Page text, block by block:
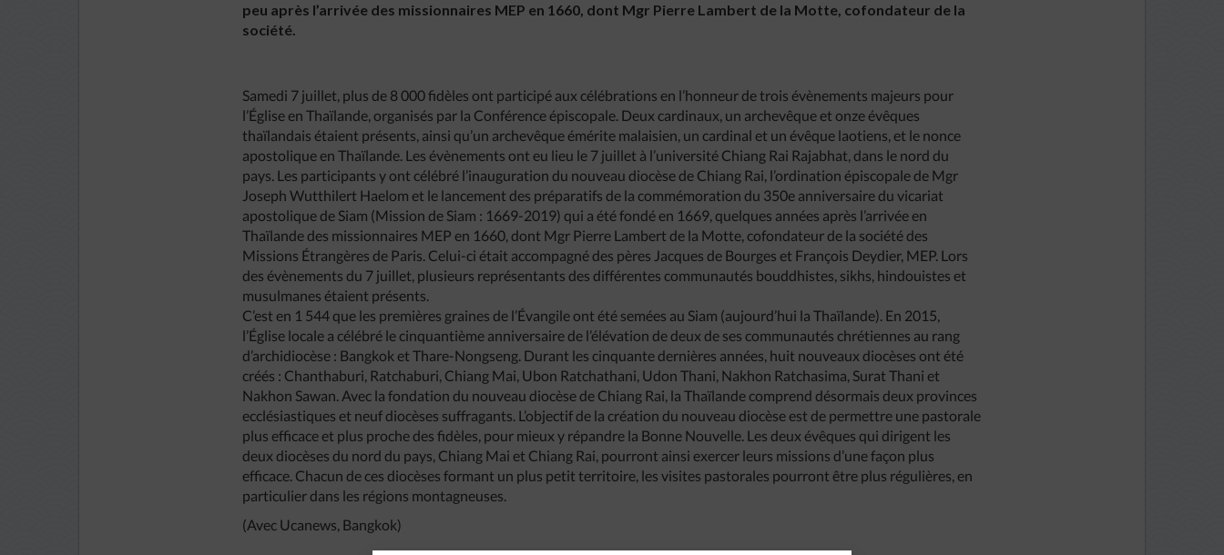
peu après l’arrivée des missionnaires MEP en 1660, dont Mgr Pierre Lambert de la Motte, cofondateur de la
société.
Samedi 7 juillet, plus de 8 000 fidèles ont participé aux célébrations en l’honneur de trois évènements majeurs pour
l’Église en Thaïlande, organisés par la Conférence épiscopale. Deux cardinaux, un archevêque et onze évêques
thaïlandais étaient présents, ainsi qu’un archevêque émérite malaisien, un cardinal et un évêque laotiens, et le nonce
apostolique en Thaïlande. Les évènements ont eu lieu le 7 juillet à l’université Chiang Rai Rajabhat, dans le nord du
pays. Les participants y ont célébré l’inauguration du nouveau diocèse de Chiang Rai, l’ordination épiscopale de Mgr
Joseph Wutthilert Haelom et le lancement des préparatifs de la commémoration du 350e anniversaire du vicariat
apostolique de Siam (Mission de Siam : 1669-2019) qui a été fondé en 1669, quelques années après l’arrivée en
Thaïlande des missionnaires MEP en 1660, dont Mgr Pierre Lambert de la Motte, cofondateur de la société des
Missions Étrangères de Paris. Celui-ci était accompagné des pères Jacques de Bourges et François Deydier, MEP. Lors
des évènements du 7 juillet, plusieurs représentants des différentes communautés bouddhistes, sikhs, hindouistes et
musulmanes étaient présents.
C’est en 1 544 que les premières graines de l’Évangile ont été semées au Siam (aujourd’hui la Thaïlande). En 2015,
l’Église locale a célébré le cinquantième anniversaire de l’élévation de deux de ses communautés chrétiennes au rang
d’archidiocèse : Bangkok et Thare-Nongseng. Durant les cinquante dernières années, huit nouveaux diocèses ont été
créés : Chanthaburi, Ratchaburi, Chiang Mai, Ubon Ratchathani, Udon Thani, Nakhon Ratchasima, Surat Thani et
Nakhon Sawan. Avec la fondation du nouveau diocèse de Chiang Rai, la Thaïlande comprend désormais deux provinces
ecclésiastiques et neuf diocèses suffragants. L’objectif de la création du nouveau diocèse est de permettre une pastorale
plus efficace et plus proche des fidèles, pour mieux y répandre la Bonne Nouvelle. Les deux évêques qui dirigent les
deux diocèses du nord du pays, Chiang Mai et Chiang Rai, pourront ainsi exercer leurs missions d’une façon plus
efficace. Chacun de ces diocèses formant un plus petit territoire, les visites pastorales pourront être plus régulières, en
particulier dans les régions montagneuses.
(Avec Ucanews, Bangkok)